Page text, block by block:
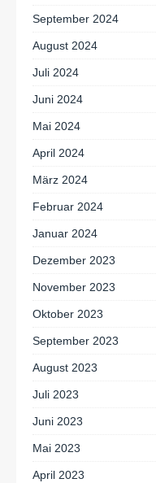
September 2024
August 2024
Juli 2024
Juni 2024
Mai 2024
April 2024
März 2024
Februar 2024
Januar 2024
Dezember 2023
November 2023
Oktober 2023
September 2023
August 2023
Juli 2023
Juni 2023
Mai 2023
April 2023